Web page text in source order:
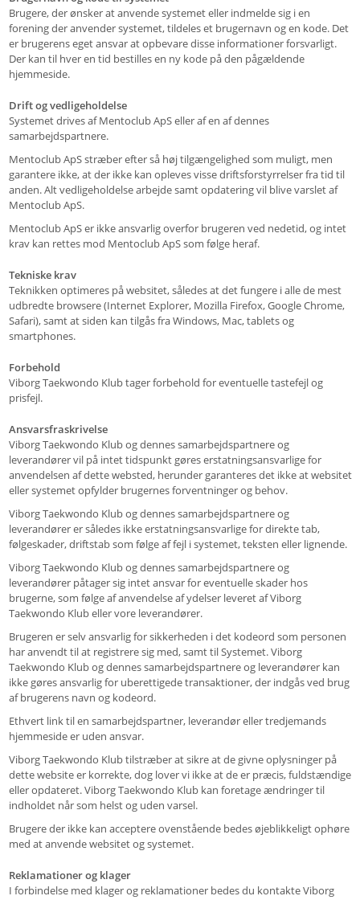
Brugere, der ønsker at anvende systemet eller indmelde sig i en
forening der anvender systemet, tildeles et brugernavn og en kode. Det
er brugerens eget ansvar at opbevare disse informationer forsvarligt.
Der kan til hver en tid bestilles en ny kode på den pågældende
hjemmeside.
Drift og vedligeholdelse
Systemet drives af Mentoclub ApS eller af en af dennes
samarbejdspartnere.
Mentoclub ApS stræber efter så høj tilgængelighed som muligt, men
garantere ikke, at der ikke kan opleves visse driftsforstyrrelser fra tid til
anden. Alt vedligeholdelse arbejde samt opdatering vil blive varslet af
Mentoclub ApS.
Mentoclub ApS er ikke ansvarlig overfor brugeren ved nedetid, og intet
krav kan rettes mod Mentoclub ApS som følge heraf.
Tekniske krav
Teknikken optimeres på websitet, således at det fungere i alle de mest
udbredte browsere (Internet Explorer, Mozilla Firefox, Google Chrome,
Safari), samt at siden kan tilgås fra Windows, Mac, tablets og
smartphones.
Forbehold
Viborg Taekwondo Klub tager forbehold for eventuelle tastefejl og
prisfejl.
Ansvarsfraskrivelse
Viborg Taekwondo Klub og dennes samarbejdspartnere og
leverandører vil på intet tidspunkt gøres erstatningsansvarlige for
anvendelsen af dette websted, herunder garanteres det ikke at websitet
eller systemet opfylder brugernes forventninger og behov.
Viborg Taekwondo Klub og dennes samarbejdspartnere og
leverandører er således ikke erstatningsansvarlige for direkte tab,
følgeskader, driftstab som følge af fejl i systemet, teksten eller lignende.
Viborg Taekwondo Klub og dennes samarbejdspartnere og
leverandører påtager sig intet ansvar for eventuelle skader hos
brugerne, som følge af anvendelse af ydelser leveret af Viborg
Taekwondo Klub eller vore leverandører.
Brugeren er selv ansvarlig for sikkerheden i det kodeord som personen
har anvendt til at registrere sig med, samt til Systemet. Viborg
Taekwondo Klub og dennes samarbejdspartnere og leverandører kan
ikke gøres ansvarlig for uberettigede transaktioner, der indgås ved brug
af brugerens navn og kodeord.
Ethvert link til en samarbejdspartner, leverandør eller tredjemands
hjemmeside er uden ansvar.
Viborg Taekwondo Klub tilstræber at sikre at de givne oplysninger på
dette website er korrekte, dog lover vi ikke at de er præcis, fuldstændige
eller opdateret. Viborg Taekwondo Klub kan foretage ændringer til
indholdet når som helst og uden varsel.
Brugere der ikke kan acceptere ovenstående bedes øjeblikkeligt ophøre
med at anvende websitet og systemet.
Reklamationer og klager
I forbindelse med klager og reklamationer bedes du kontakte Viborg